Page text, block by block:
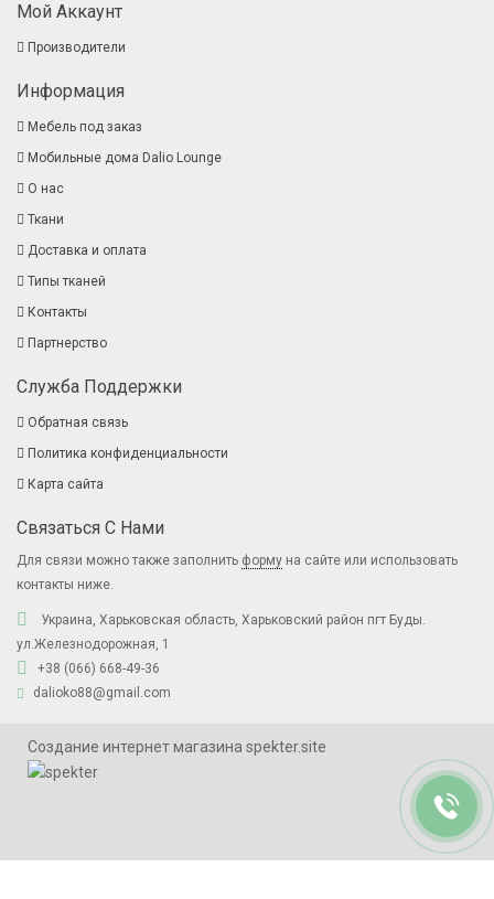
Мой Аккаунт
Производители
Информация
Мебель под заказ
Мобильные дома Dalio Lounge
О нас
Ткани
Доставка и оплата
Типы тканей
Контакты
Партнерство
Служба Поддержки
Обратная связь
Политика конфиденциальности
Карта сайта
Связаться С Нами
Для связи можно также заполнить форму на сайте или использовать
контакты ниже.
Украина, Харьковская область, Харьковский район пгт Буды.
ул.Железнодорожная, 1
+38 (066) 668-49-36
dalioko88@gmail.com
Создание интернет магазина spekter.site